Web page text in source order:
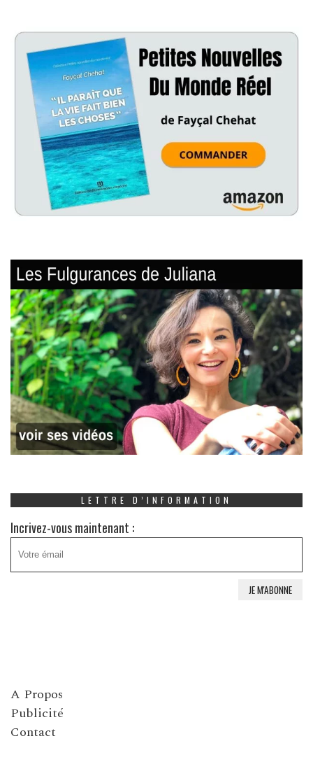
LETTRE D’INFORMATION
Incrivez-vous maintenant :
A Propos
Publicité
Contact